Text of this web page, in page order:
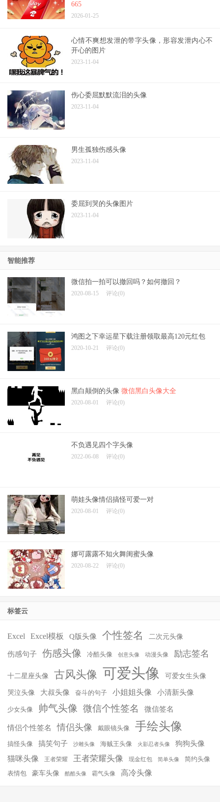
665
2026-01-25
心情不爽想发泄的带字头像，形容发泄内心不
开心的图片
2023-11-04
伤心委屈默默流泪的头像
2023-11-04
男生孤独伤感头像
2023-11-04
委屈到哭的头像图片
2023-11-04
智能推荐
微信拍一拍可以撤回吗？如何撤回？
2020-08-15 评论(0)
鸿图之下幸运星下载注册领取最高120元红包
2020-10-21 评论(0)
黑白颠倒的头像 微信黑白头像大全
2020-08-01 评论(0)
不负遇见四个字头像
2022-06-08 评论(0)
萌娃头像情侣搞怪可爱一对
2020-08-01 评论(0)
娜可露露不知火舞闺蜜头像
2020-08-22 评论(0)
标签云
Excel Excel模板 Q版头像 个性签名 二次元头像
伤感句子 伤感头像 冷酷头像 创意头像 动漫头像 励志签名
十二星座头像 古风头像 可爱头像 可爱女生头像
哭泣头像 大叔头像 奋斗的句子 小姐姐头像 小清新头像
少女头像 帅气头像 微信个性签名 微信签名
情侣个性签名 情侣头像 戴眼镜头像 手绘头像
搞怪头像 搞笑句子 沙雕头像 海贼王头像 火影忍者头像 狗狗头像
猫咪头像 王者荣耀 王者荣耀头像 现金红包 简单头像 简约头像
表情包 豪车头像 酷酷头像 霸气头像 高冷头像